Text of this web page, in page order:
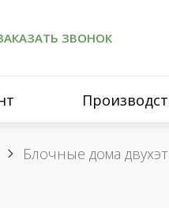
ЗВОНОК
Блочные дома